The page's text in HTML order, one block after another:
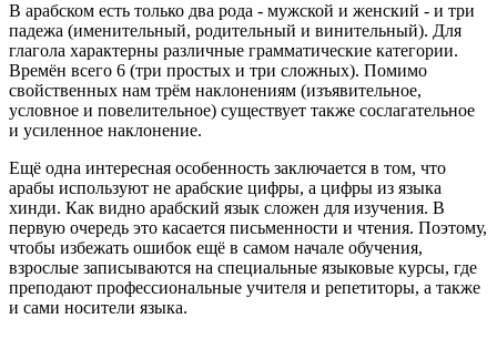
В арабском есть только два рода - мужской и женский - и три
падежа (именительный, родительный и винительный). Для
глагола характерны различные грамматические категории.
Времён всего 6 (три простых и три сложных). Помимо
свойственных нам трём наклонениям (изъявительное,
условное и повелительное) существует также сослагательное
и усиленное наклонение.
Ещё одна интересная особенность заключается в том, что
арабы используют не арабские цифры, а цифры из языка
хинди. Как видно арабский язык сложен для изучения. В
первую очередь это касается письменности и чтения. Поэтому,
чтобы избежать ошибок ещё в самом начале обучения,
взрослые записываются на специальные языковые курсы, где
преподают профессиональные учителя и репетиторы, а также
и сами носители языка.